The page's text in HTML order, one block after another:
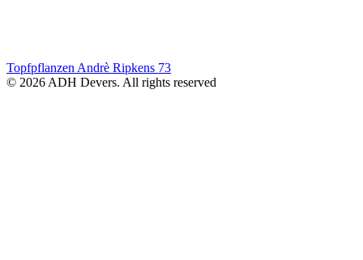
Topfpflanzen Andrè Ripkens 73
© 2026 ADH Devers. All rights reserved